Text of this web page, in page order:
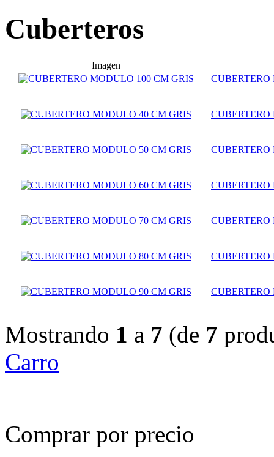
Cuberteros
Imagen
CUBERTERO
CUBERTERO
CUBERTERO
CUBERTERO
CUBERTERO
CUBERTERO
CUBERTERO
Mostrando 1 a 7 (de 7
Carro
Comprar por precio